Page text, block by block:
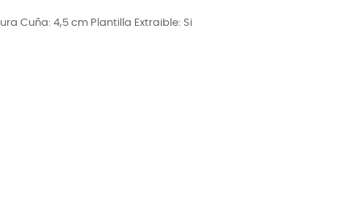
Cuña: 4,5 cm Plantilla Extraible: Si